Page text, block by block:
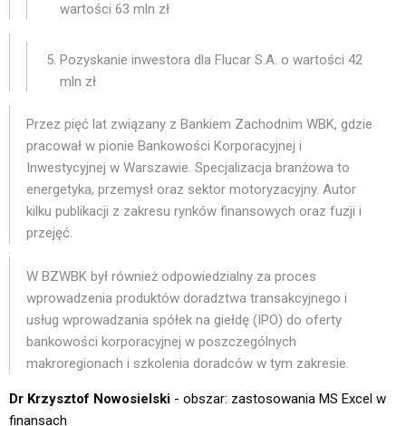
wartości 63 mln zł
Pozyskanie inwestora dla Flucar S.A. o wartości 42
mln zł
Przez pięć lat związany z Bankiem Zachodnim WBK, gdzie
pracował w pionie Bankowości Korporacyjnej i
Inwestycyjnej w Warszawie. Specjalizacja branżowa to
energetyka, przemysł oraz sektor motoryzacyjny. Autor
kilku publikacji z zakresu rynków finansowych oraz fuzji i
przejęć.
W BZWBK był również odpowiedzialny za proces
wprowadzenia produktów doradztwa transakcyjnego i
usług wprowadzania spółek na giełdę (IPO) do oferty
bankowości korporacyjnej w poszczególnych
makroregionach i szkolenia doradców w tym zakresie.
Dr Krzysztof Nowosielski - obszar: zastosowania MS Excel w
finansach